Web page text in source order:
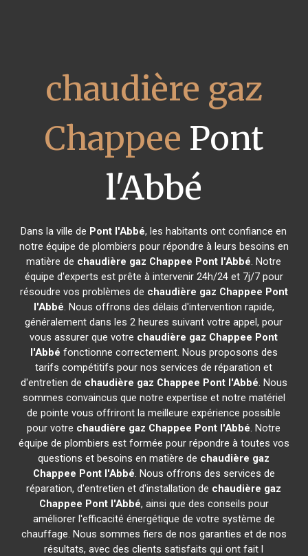
chaudière gaz
Chappee Pont
l'Abbé
Dans la ville de Pont l'Abbé, les habitants ont confiance en
notre équipe de plombiers pour répondre à leurs besoins en
matière de chaudière gaz Chappee Pont l'Abbé. Notre
équipe d'experts est prête à intervenir 24h/24 et 7j/7 pour
résoudre vos problèmes de chaudière gaz Chappee Pont
l'Abbé. Nous offrons des délais d'intervention rapide,
généralement dans les 2 heures suivant votre appel, pour
vous assurer que votre chaudière gaz Chappee Pont
l'Abbé fonctionne correctement. Nous proposons des
tarifs compétitifs pour nos services de réparation et
d'entretien de chaudière gaz Chappee Pont l'Abbé. Nous
sommes convaincus que notre expertise et notre matériel
de pointe vous offriront la meilleure expérience possible
pour votre chaudière gaz Chappee Pont l'Abbé. Notre
équipe de plombiers est formée pour répondre à toutes vos
questions et besoins en matière de chaudière gaz
Chappee Pont l'Abbé. Nous offrons des services de
réparation, d'entretien et d'installation de chaudière gaz
Chappee Pont l'Abbé, ainsi que des conseils pour
améliorer l'efficacité énergétique de votre système de
chauffage. Nous sommes fiers de nos garanties et de nos
résultats, avec des clients satisfaits qui ont fait l